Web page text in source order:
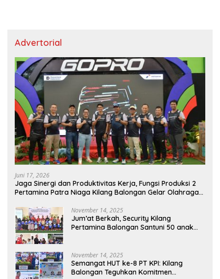
Advertorial
Juni 17, 2026
Jaga Sinergi dan Produktivitas Kerja, Fungsi Produksi 2
Pertamina Patra Niaga Kilang Balongan Gelar Olahraga
November 14, 2025
Jum’at Berkah, Security Kilang
Pertamina Balongan Santuni 50 anak
November 14, 2025
Semangat HUT ke-8 PT KPI: Kilang
Balongan Teguhkan Komitmen